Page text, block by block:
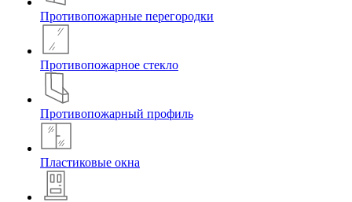
Противопожарные перегородки
Противопожарное стекло
Противопожарный профиль
Пластиковые окна